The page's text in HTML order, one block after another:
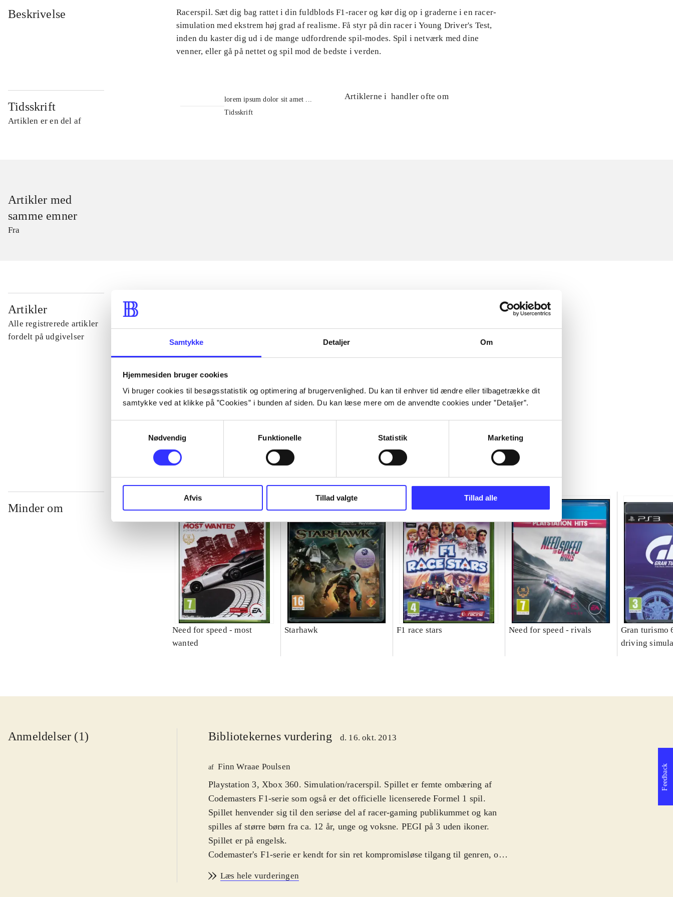
Samtykke Detaljer Om
Hjemmesiden bruger cookies
Vi bruger cookies til besøgsstatistik og optimering af brugervenlighed. Du kan til enhver tid ændre eller tilbagetrække dit
samtykke ved at klikke på ”Cookies” i bunden af siden. Du kan læse mere om de anvendte cookies under ”Detaljer”.
Nødvendig
Funktionelle Statistik Marketing
Afvis Tillad valgte Tillad alle
Beskrivelse
Racerspil. Sæt dig bag rattet i din fuldblods F1-racer og kør dig op i graderne i en racer-
simulation med ekstrem høj grad af realisme. Få styr på din racer i Young Driver's Test,
inden du kaster dig ud i de mange udfordrende spil-modes. Spil i netværk med dine
venner, eller gå på nettet og spil mod de bedste i verden.
Tidsskrift
Artiklen er en del af
lorem ipsum dolor sit amet ...
Tidsskrift
Artiklerne i handler ofte om
Artikler med
samme emner
Fra
Artikler
Alle registrerede artikler
fordelt på udgivelser
...
Minder om
Need for speed - most
wanted
Starhawk F1 race stars Need for speed - rivals
Gran turismo
driving
Anmeldelser (1) Bibliotekernes vurdering d. 16. okt. 2013
af Finn Wraae Poulsen
Playstation 3, Xbox 360. Simulation/racerspil. Spillet er femte ombæring af
Codemasters F1-serie som også er det officielle licenserede Formel 1 spil.
Spillet henvender sig til den seriøse del af racer-gaming publikummet og kan
spilles af større børn fra ca. 12 år, unge og voksne. PEGI på 3 uden ikoner.
Spillet er på engelsk.
Codemaster's F1-serie er kendt for sin ret kompromisløse tilgang til genren, og
andre steder end her. Realismen og sværhedsgraden stiller en del krav til
Læs hele vurderingen
Feedback